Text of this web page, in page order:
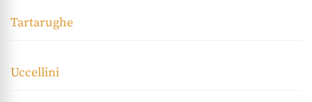
Tartarughe
Uccellini